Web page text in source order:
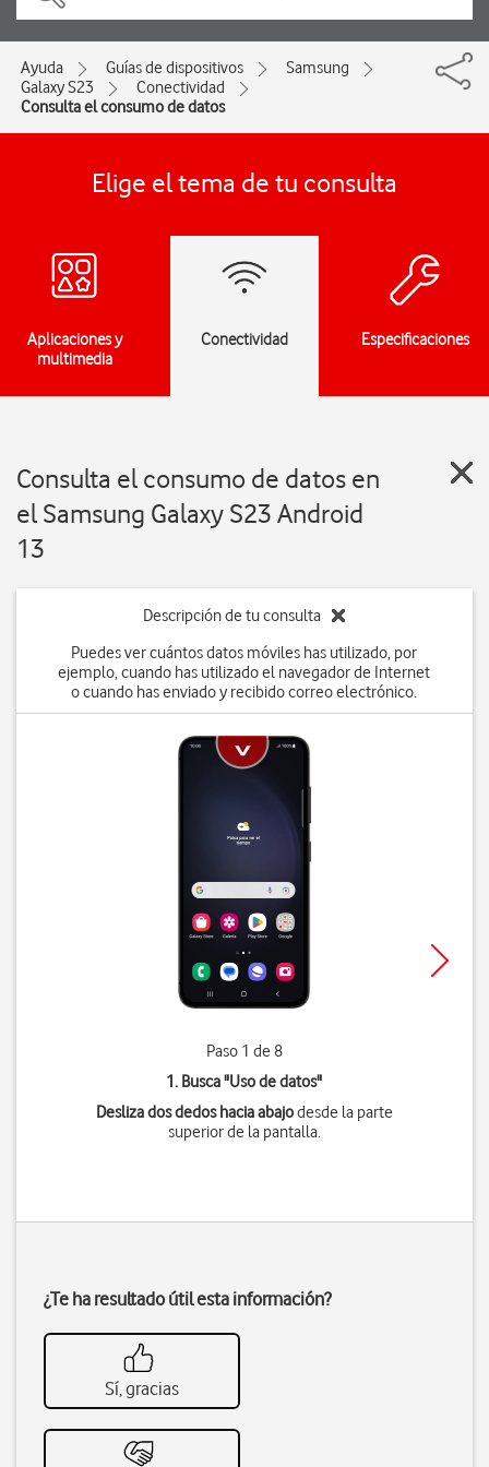
Ayuda Guías de dispositivos
Samsung
Galaxy S23
Conectividad
Consulta el consumo de datos
Elige el tema de tu consulta
Aplicaciones y
multimedia
Conectividad Especificaciones
Consulta el consumo de datos en
el Samsung Galaxy S23 Android
13
Descripción de tu consulta
Puedes ver cuántos datos móviles has utilizado, por
ejemplo, cuando has utilizado el navegador de Internet
o cuando has enviado y recibido correo electrónico.
Paso 1 de 8
1. Busca "Uso de datos"
Desliza dos dedos hacia abajodesde la parte
superior de la pantalla.
¿Te ha resultado útil esta información?
Sí, gracias